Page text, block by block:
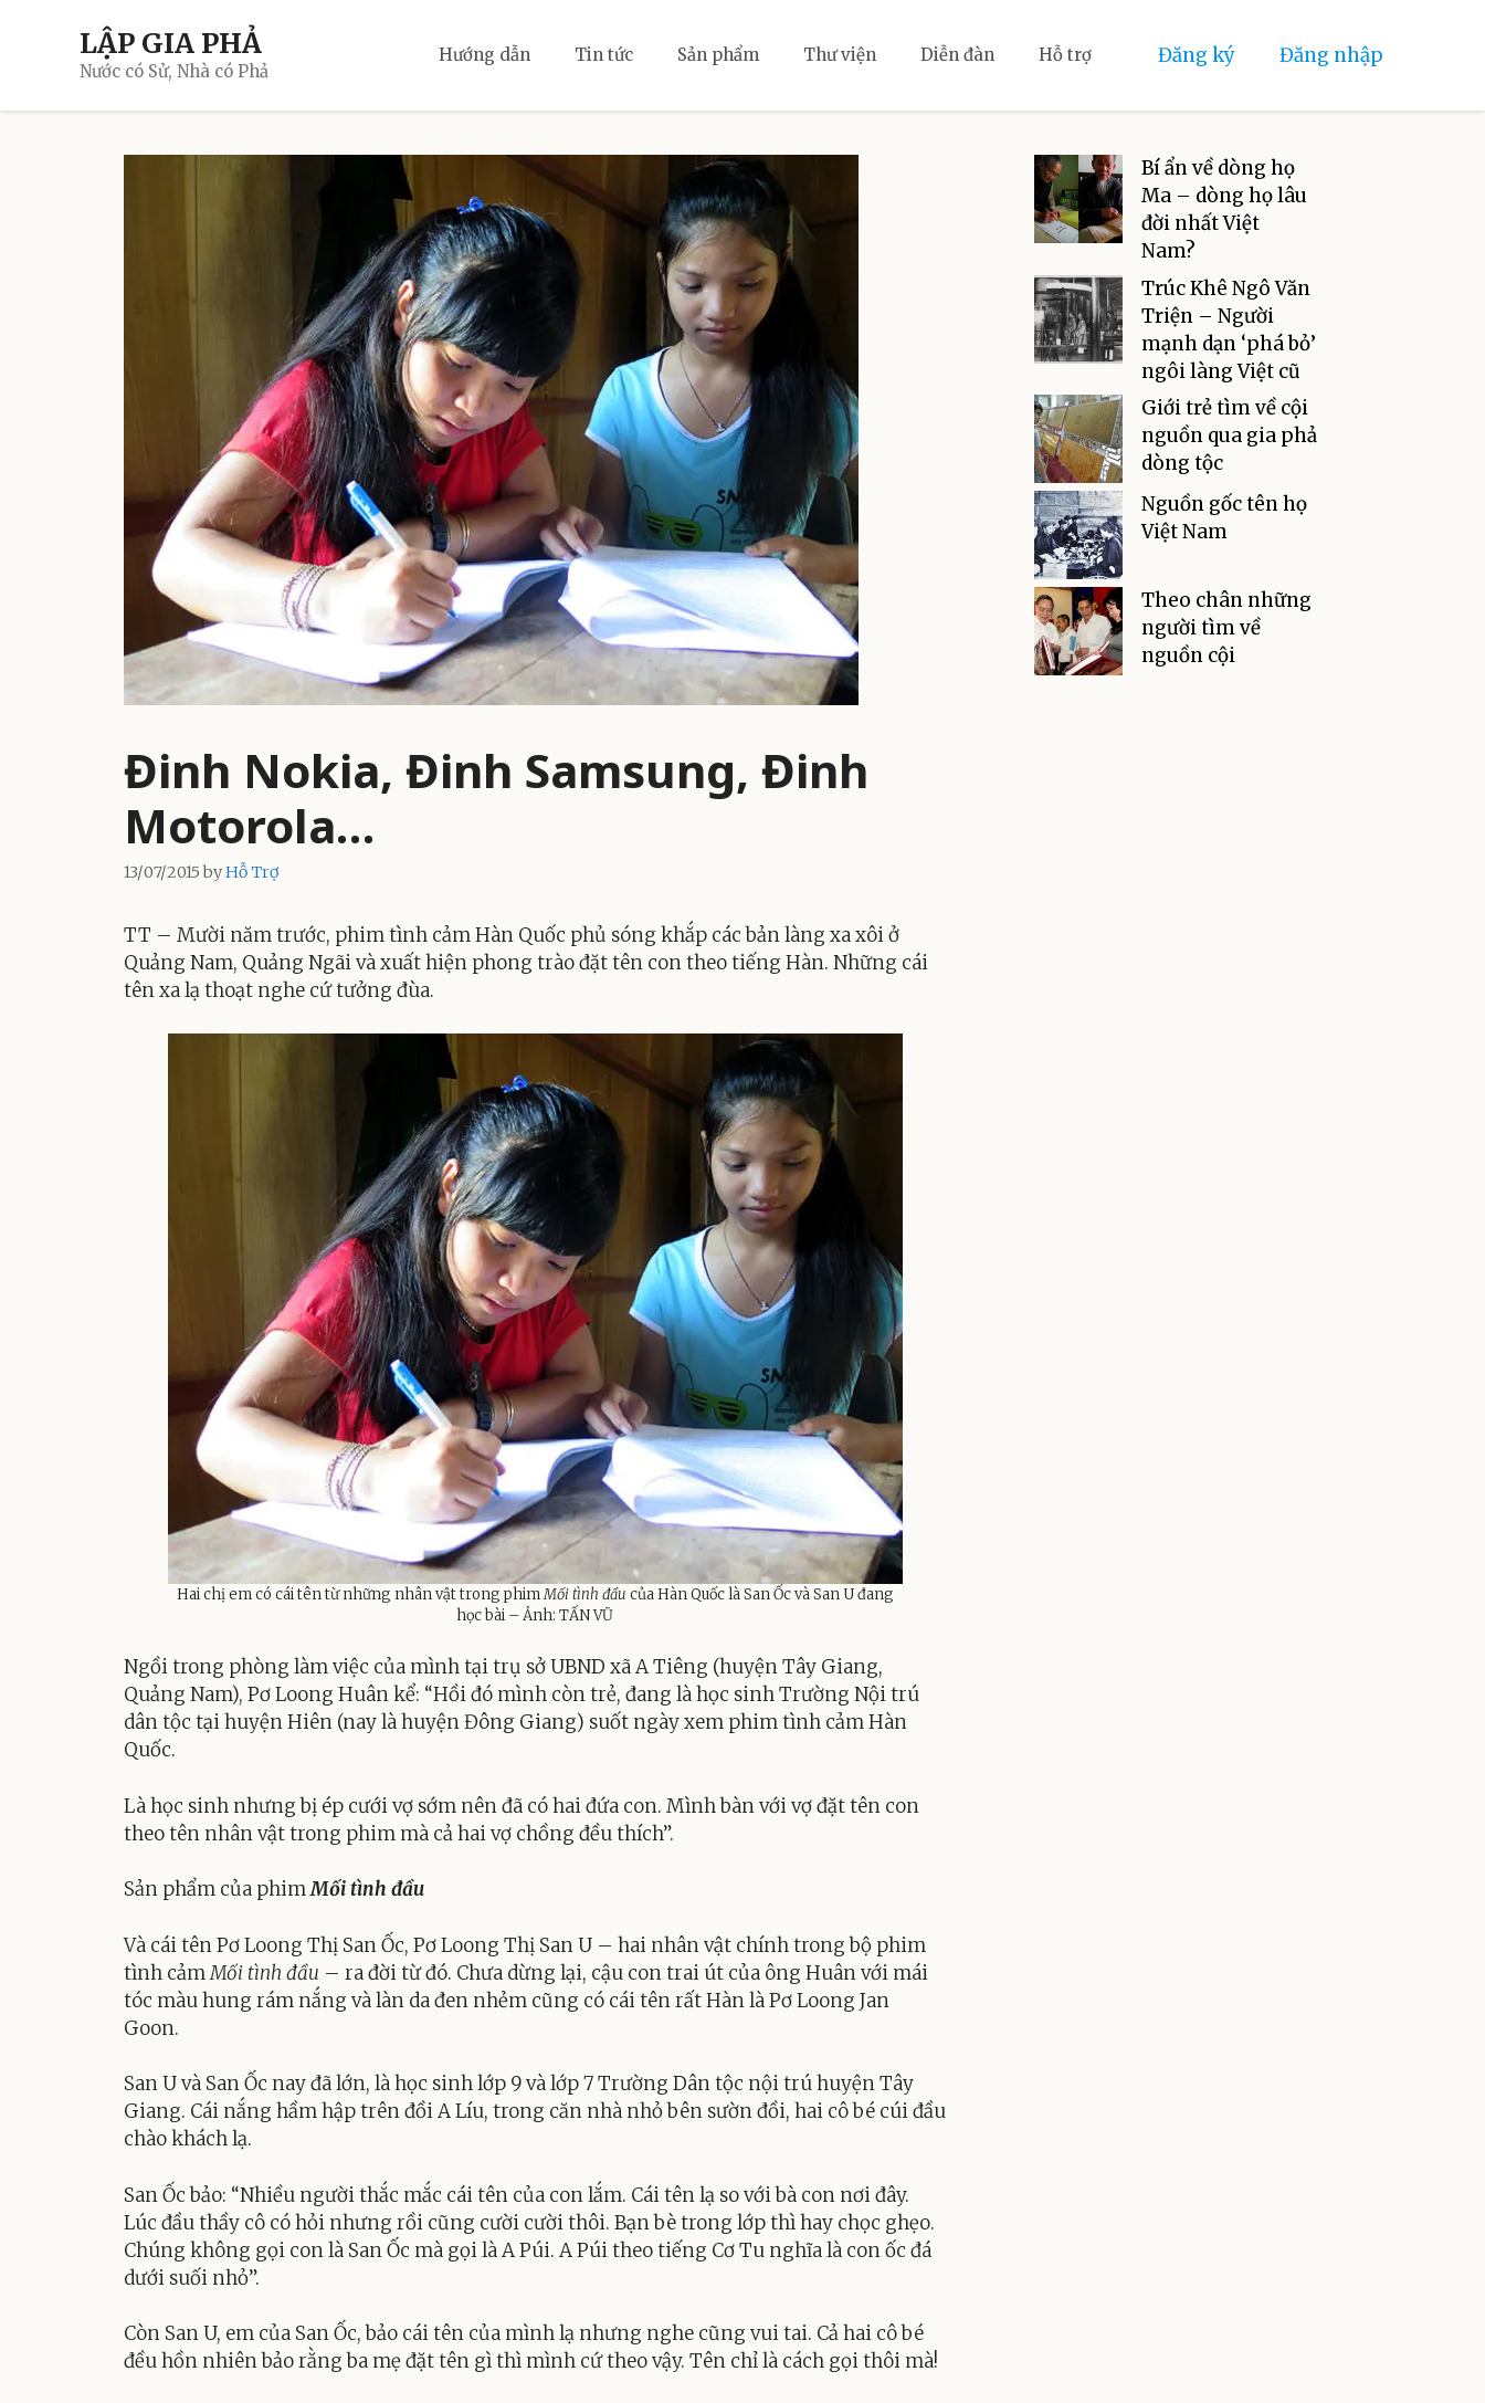
LẬP GIA PHẢ
Nước có Sử, Nhà có Phả
Hướng dẫn Tin tức Sản phẩm Thư viện Diễn đàn Hỗ trợ Đăng ký Đăng nhập
Đinh Nokia, Đinh Samsung, Đinh
Motorola…
13/07/2015 byHỗ Trợ
TT – Mười năm trước, phim tình cảm Hàn Quốc phủ sóng khắp các bản làng xa xôi ở
Quảng Nam, Quảng Ngãi và xuất hiện phong trào đặt tên con theo tiếng Hàn. Những cái
tên xa lạ thoạt nghe cứ tưởng đùa.
Hai chị em có cái tên từ những nhân vật trong phimMối tình đầu của Hàn Quốc là San Ốc và San U đang
học bài – Ảnh: TẤN VŨ
Ngồi trong phòng làm việc của mình tại trụ sở UBND xã A Tiêng (huyện Tây Giang,
Quảng Nam), Pơ Loong Huân kể: “Hồi đó mình còn trẻ, đang là học sinh Trường Nội trú
dân tộc tại huyện Hiên (nay là huyện Đông Giang) suốt ngày xem phim tình cảm Hàn
Quốc.
Là học sinh nhưng bị ép cưới vợ sớm nên đã có hai đứa con. Mình bàn với vợ đặt tên con
theo tên nhân vật trong phim mà cả hai vợ chồng đều thích”.
Sản phẩm của phimMối tình đầu
Và cái tên Pơ Loong Thị San Ốc, Pơ Loong Thị San U – hai nhân vật chính trong bộ phim
tình cảmMối tình đầu – ra đời từ đó. Chưa dừng lại, cậu con trai út của ông Huân với mái
tóc màu hung rám nắng và làn da đen nhẻm cũng có cái tên rất Hàn là Pơ Loong Jan
Goon.
San U và San Ốc nay đã lớn, là học sinh lớp 9 và lớp 7 Trường Dân tộc nội trú huyện Tây
Giang. Cái nắng hầm hập trên đồi A Líu, trong căn nhà nhỏ bên sườn đồi, hai cô bé cúi đầu
chào khách lạ.
San Ốc bảo: “Nhiều người thắc mắc cái tên của con lắm. Cái tên lạ so với bà con nơi đây.
Lúc đầu thầy cô có hỏi nhưng rồi cũng cười cười thôi. Bạn bè trong lớp thì hay chọc ghẹo.
Chúng không gọi con là San Ốc mà gọi là A Púi. A Púi theo tiếng Cơ Tu nghĩa là con ốc đá
dưới suối nhỏ”.
Còn San U, em của San Ốc, bảo cái tên của mình lạ nhưng nghe cũng vui tai. Cả hai cô bé
đều hồn nhiên bảo rằng ba mẹ đặt tên gì thì mình cứ theo vậy. Tên chỉ là cách gọi thôi mà!
Bí ẩn về dòng họ
Ma – dòng họ lâu
đời nhất Việt
Nam?
Trúc Khê Ngô Văn
Triện – Người
mạnh dạn ‘phá bỏ’
ngôi làng Việt cũ
Giới trẻ tìm về cội
nguồn qua gia phả
dòng tộc
Nguồn gốc tên họ
Việt Nam
Theo chân những
người tìm về
nguồn cội